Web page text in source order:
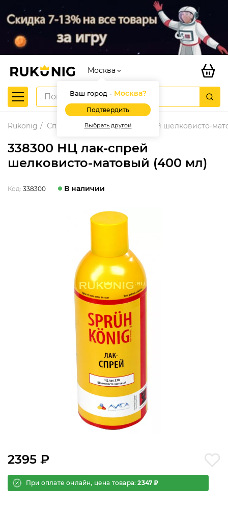
Москва
Ваш город - Москва?
Подтвердить
Выбрать другой
Rukonig Спреи 338300 НЦ лак-спрей шелковисто-
338300 НЦ лак-спрей
шелковисто-матовый (400 мл)
Код: 338300 В наличии
2395 ₽
При оплате онлайн, цена товара:2347 ₽